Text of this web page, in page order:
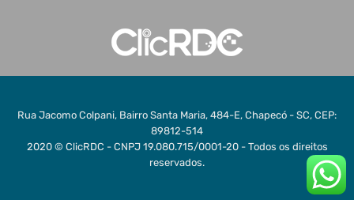
Rua Jacomo Colpani, Bairro Santa Maria, 484-E, Chapecó - SC, CEP:
89812-514
2020 © ClicRDC - CNPJ 19.080.715/0001-20 - Todos os direitos
reservados.